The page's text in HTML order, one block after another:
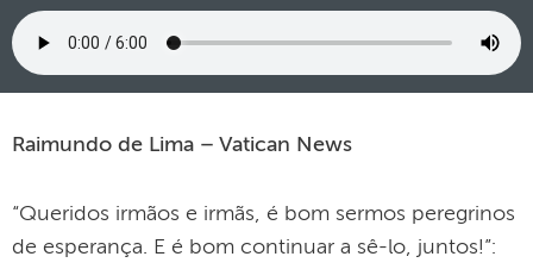
Raimundo de Lima – Vatican News
“Queridos irmãos e irmãs, é bom sermos peregrinos
de esperança. E é bom continuar a sê-lo, juntos!”: